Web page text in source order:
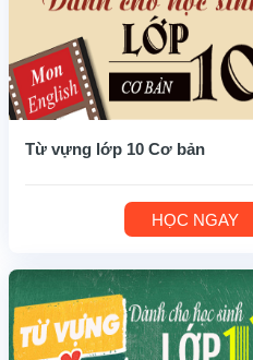
Từ vựng lớp 10 Cơ bản
HỌC NGAY